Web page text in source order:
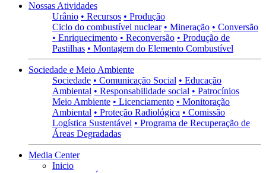
Nossas Atividades
Urânio • Recursos • Produção
Ciclo do combustível nuclear • Mineração • Conversão
• Enriquecimento • Reconversão • Produção de
Pastilhas • Montagem do Elemento Combustível
Sociedade e Meio Ambiente
Sociedade • Comunicação Social • Educação
Ambiental • Responsabilidade social • Patrocínios
Meio Ambiente • Licenciamento • Monitoração
Ambiental • Proteção Radiológica • Comissão
Logística Sustentável • Programa de Recuperação de
Áreas Degradadas
Media Center
Inicio